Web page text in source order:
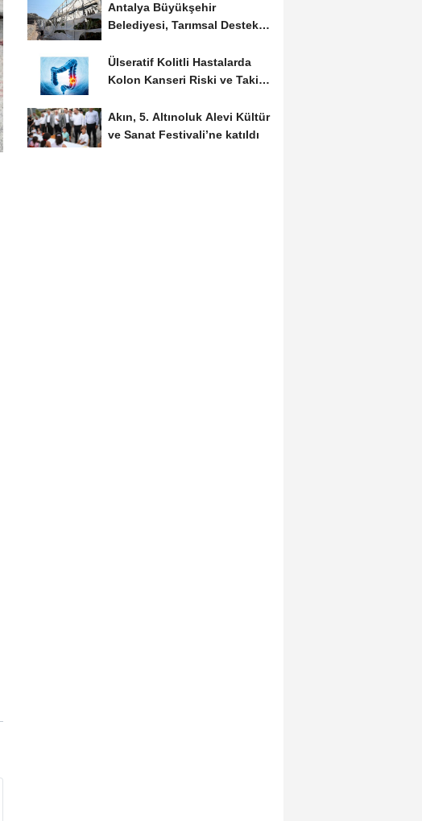
Antalya Büyükşehir
Belediyesi, Tarımsal Destekle
Ülseratif Kolitli Hastalarda
Kolon Kanseri Riski ve Takip
Akın, 5. Altınoluk Alevi Kültür
ve Sanat Festivali’ne katıldı